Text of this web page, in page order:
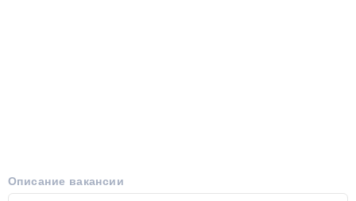
Описание вакансии